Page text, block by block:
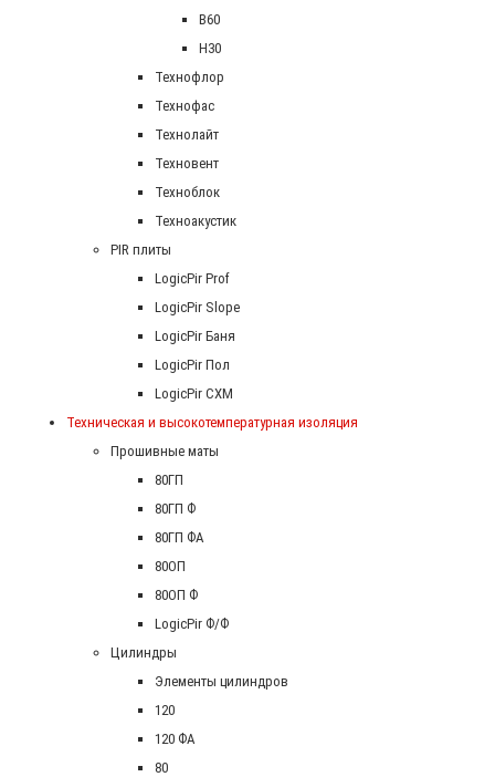
В60
Н30
Технофлор
Технофас
Технолайт
Техновент
Техноблок
Техноакустик
PIR плиты
LogicPir Prof
LogicPir Slope
LogicPir Баня
LogicPir Пол
LogicPir СХМ
Техническая и высокотемпературная изоляция
Прошивные маты
80ГП
80ГП Ф
80ГП ФА
80ОП
80ОП Ф
LogicPir Ф/Ф
Цилиндры
Элементы цилиндров
120
120 ФА
80